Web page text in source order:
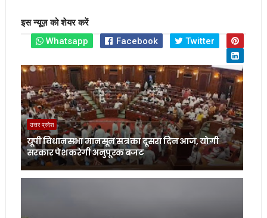
इस न्यूज़ को शेयर करें
Whatsapp
Facebook Twitter
उत्तर प्रदेश
यूपी विधानसभा मानसून सत्र का दूसरा दिन आज, योगी
सरकार पेश करेगी अनुपूरक बजट